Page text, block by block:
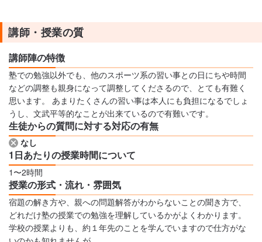
講師・授業の質
講師陣の特徴
塾での勉強以外でも、他のスポーツ系の習い事との日にちや時間
などの調整も親身になって調整してくださるので、とても有難く
思います。 あまりたくさんの習い事は本人にも負担になるでしょ
うし、文武平等的なことが出来ているので有難いです。
生徒からの質問に対する対応の有無
なし
1日あたりの授業時間について
1〜2時間
授業の形式・流れ・雰囲気
宿題の解き方や、親への問題解答がわからないことの聞き方で、
どれだけ塾の授業での勉強を理解しているかがよくわかります。
学校の授業よりも、約１年先のことを学んでいますので仕方がな